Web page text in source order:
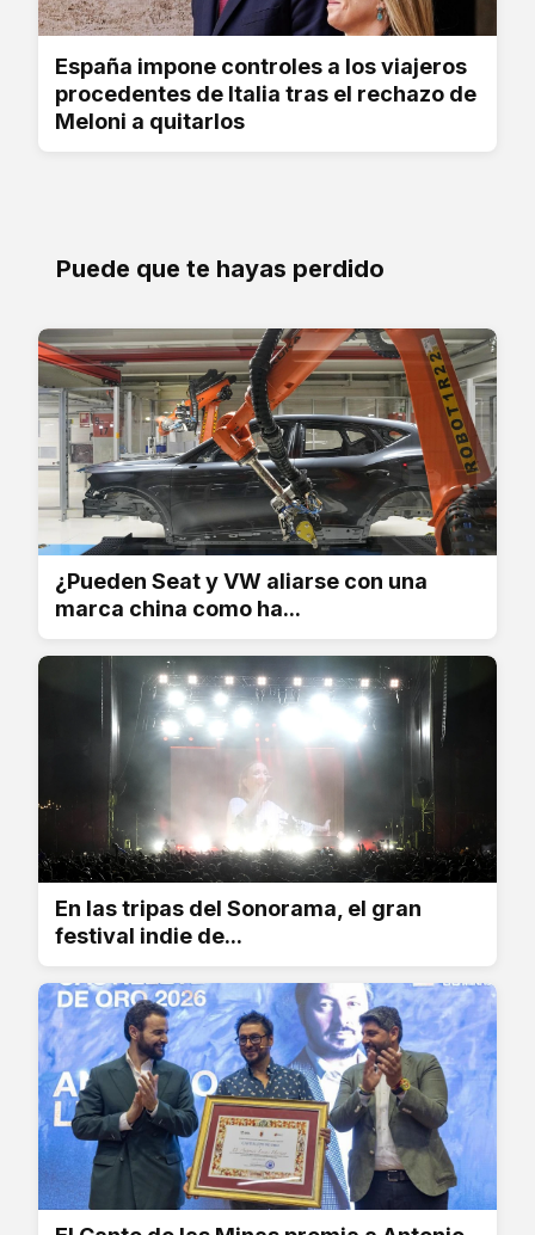
España impone controles a los viajeros
procedentes de Italia tras el rechazo de
Meloni a quitarlos
Puede que te hayas perdido
¿Pueden Seat y VW aliarse con una
marca china como ha...
En las tripas del Sonorama, el gran
festival indie de...